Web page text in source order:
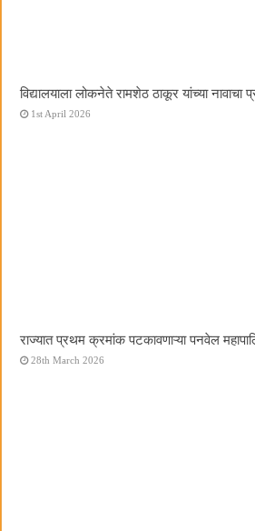
विद्यालयाला लोकनेते रामशेठ ठाकूर यांच्या नावाचा
1st April 2026
राज्यात प्रथम क्रमांक पटकावणाऱ्या पनवेल
28th March 2026